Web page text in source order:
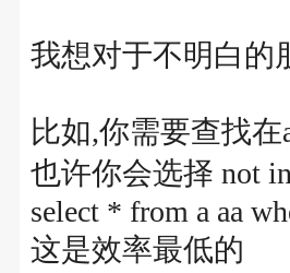
我想对于不明白的
比如,你需要查找
也许你会选择 not
select * from a aa
这是效率最低的